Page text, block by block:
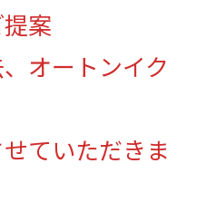
案
オートンイク
ていただきま